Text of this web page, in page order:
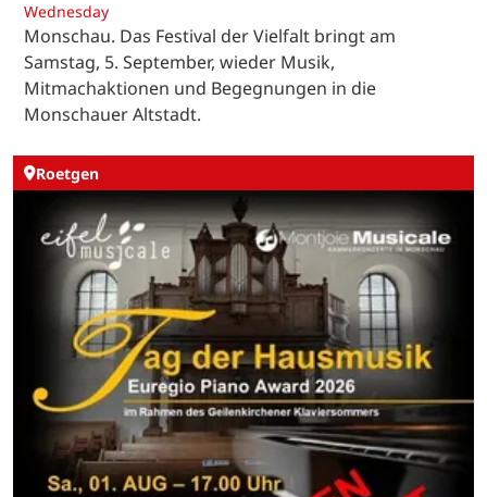
Wednesday
Monschau. Das Festival der Vielfalt bringt am
Samstag, 5. September, wieder Musik,
Mitmachaktionen und Begegnungen in die
Monschauer Altstadt.
Roetgen